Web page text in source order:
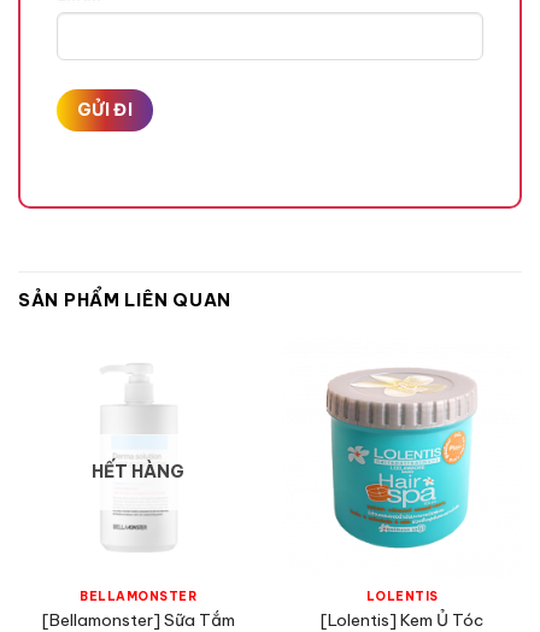
SẢN PHẨM LIÊN QUAN
HẾT HÀNG
BELLAMONSTER
[Bellamonster] Sữa Tắm
LOLENTIS
[Lolentis] Kem Ủ Tóc